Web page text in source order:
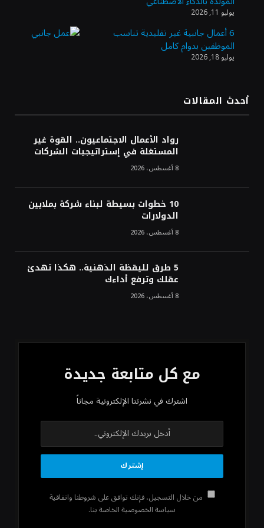
الذهب يسجل أعلى مستوى في أسبوعين بدعم
من تراجع الدولار
الدولار الأمريكي يتراجع قرب أدنى مستوياته
ترقب تطورات الوساطة بشأن الحرب
يوليو 11, 2026
6 أعمال جانبية غير تقليدية تناسب
الموظفين بدوام كامل
يوليو 18, 2026
أحدث المقالات
رواد الأعمال الاجتماعيون.. القوة غير
المستغلة في إستراتيجيات الشركات
8 أغسطس، 2026
10 خطوات بسيطة لبناء شركة بملايين
الدولارات
8 أغسطس، 2026
5 طرق لليقظة الذهنية.. هكذا تهدئ
عقلك وترفع أداءك
8 أغسطس، 2026
مع كل متابعة جديدة
اشترك في نشرتنا الإلكترونية مجاناً
من خلال التسجيل، فإنك توافق على شروطنا واتفاقية
سياسة الخصوصية الخاصة بنا.